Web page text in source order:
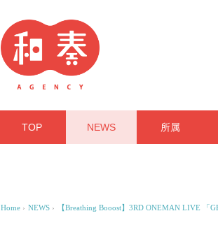
TOP NEWS 所属
Home › NEWS › 【Breathing Booost】3RD ONEMAN LIVE 「